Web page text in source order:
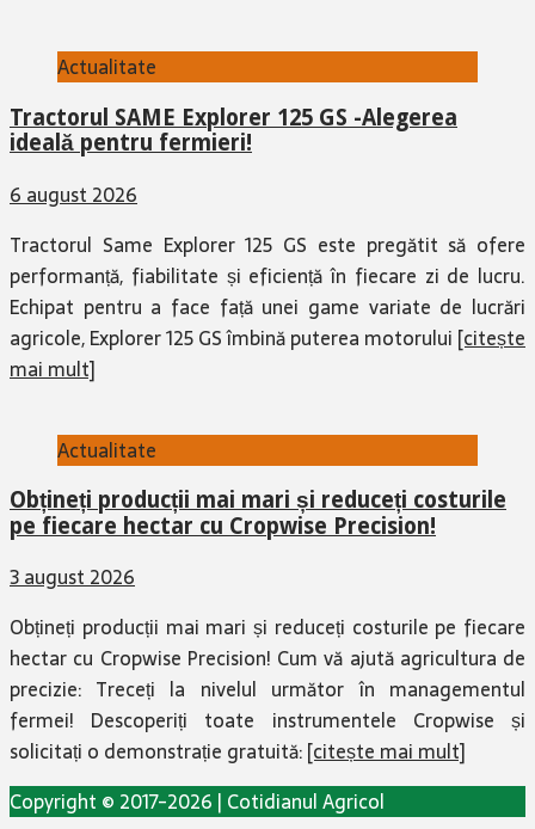
Actualitate
Tractorul SAME Explorer 125 GS -Alegerea
ideală pentru fermieri!
6 august 2026
Tractorul Same Explorer 125 GS este pregătit să ofere
performanță, fiabilitate și eficiență în fiecare zi de lucru.
Echipat pentru a face față unei game variate de lucrări
agricole, Explorer 125 GS îmbină puterea motorului [citește
mai mult]
Actualitate
Obțineți producții mai mari și reduceți costurile
pe fiecare hectar cu Cropwise Precision!
3 august 2026
Obțineți producții mai mari și reduceți costurile pe fiecare
hectar cu Cropwise Precision! Cum vă ajută agricultura de
precizie: Treceți la nivelul următor în managementul
fermei! Descoperiți toate instrumentele Cropwise și
solicitați o demonstrație gratuită:[citește mai mult]
Copyright © 2017-2026 | Cotidianul Agricol